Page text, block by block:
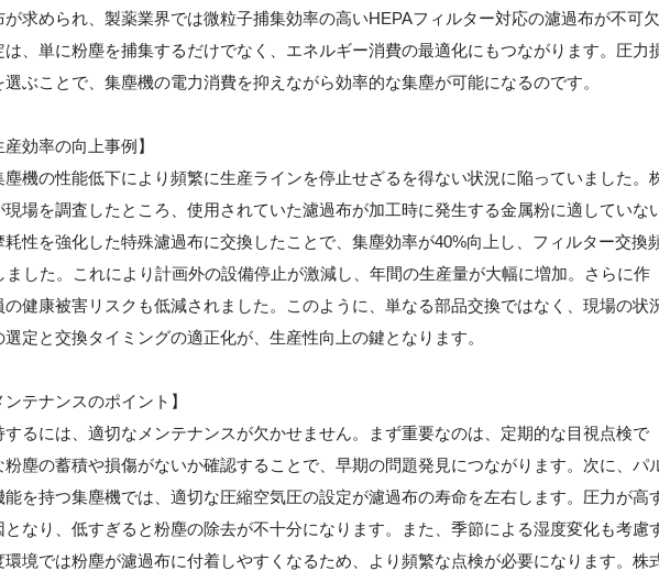
求められ、製薬業界では微粒子捕集効率の高いHEPAフィルター対応の濾過布が不可欠
、単に粉塵を捕集するだけでなく、エネルギー消費の最適化にもつながります。圧力
ぶことで、集塵機の電力消費を抑えながら効率的な集塵が可能になるのです。
効率の向上事例】
機の性能低下により頻繁に生産ラインを停止せざるを得ない状況に陥っていました。
場を調査したところ、使用されていた濾過布が加工時に発生する金属粉に適していな
性を強化した特殊濾過布に交換したことで、集塵効率が40%向上し、フィルター交換
ました。これにより計画外の設備停止が激減し、年間の生産量が大幅に増加。さらに作
健康被害リスクも低減されました。このように、単なる部品交換ではなく、現場の状
定と交換タイミングの適正化が、生産性向上の鍵となります。
テナンスのポイント】
るには、適切なメンテナンスが欠かせません。まず重要なのは、定期的な目視点検で
塵の蓄積や損傷がないか確認することで、早期の問題発見につながります。次に、パ
を持つ集塵機では、適切な圧縮空気圧の設定が濾過布の寿命を左右します。圧力が高
なり、低すぎると粉塵の除去が不十分になります。また、季節による湿度変化も考慮
境では粉塵が濾過布に付着しやすくなるため、より頻繁な点検が必要になります。株